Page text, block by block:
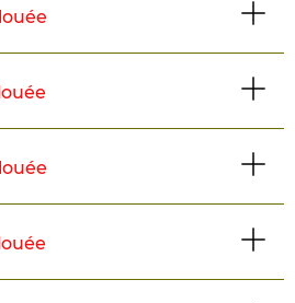
LE PLAN
pi2
LE PLAN
pi2
LE PLAN
pi2
LE PLAN
pi2